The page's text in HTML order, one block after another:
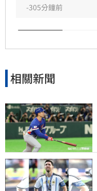
-305分鐘前
相關新聞